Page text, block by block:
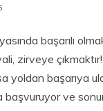
başarılı
zirveye çıkmaktır!
yoldan başarıya
başvuruyor ve